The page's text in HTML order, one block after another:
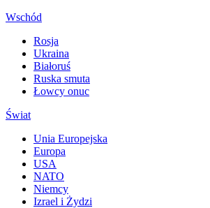
Wschód
Rosja
Ukraina
Białoruś
Ruska smuta
Łowcy onuc
Świat
Unia Europejska
Europa
USA
NATO
Niemcy
Izrael i Żydzi